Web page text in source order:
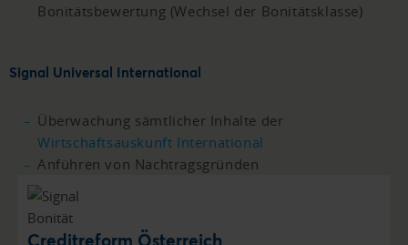
Bonitätsbewertung (Wechsel der Bonitätsklasse)
Signal Universal International
Überwachung sämtlicher Inhalte der
Wirtschaftsauskunft International
Anführen von Nachtragsgründen
Creditreform Österreich